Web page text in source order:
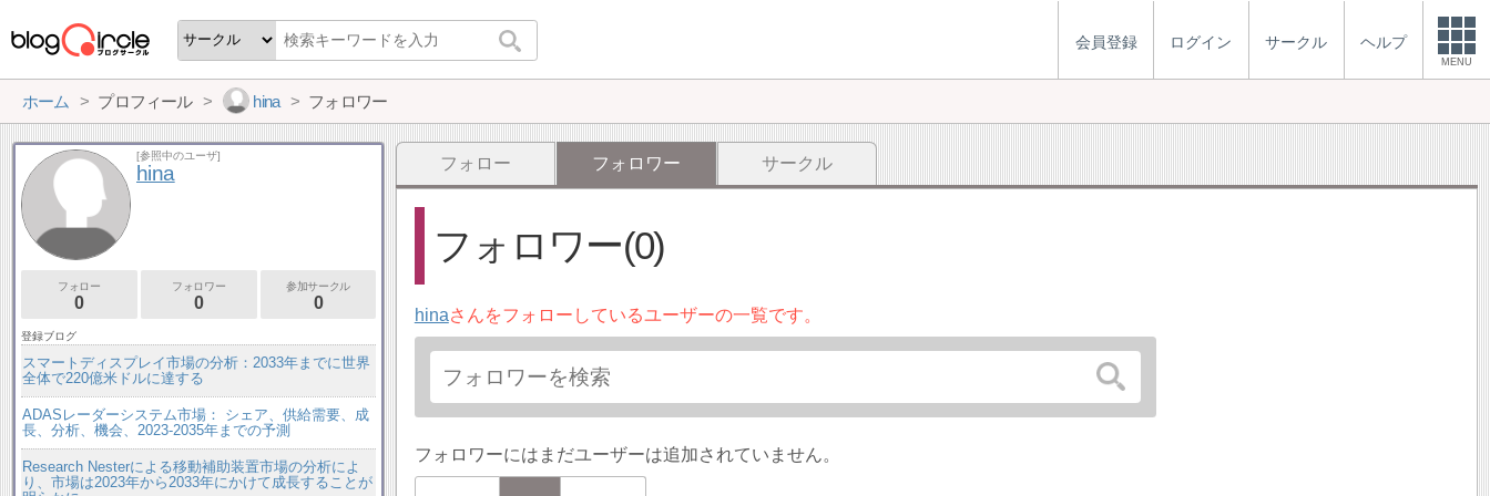
会員登録 ログイン サークル ヘルプ
MENU
ホーム プロフィール hina フォロワー
フォロー フォロワー サークル
フォロワー(0)
hinaさんをフォローしているユーザーの一覧です。
フォロワーにはまだユーザーは追加されていません。
[参照中のユーザ]
hina
フォロー
0
フォロワー
0
参加サークル
0
登録ブログ
スマートディスプレイ市場の分析：2033年までに世界
全体で220億米ドルに達する
ADASレーダーシステム市場： シェア、供給需要、成
長、分析、機会、2023-2035年までの予測
Research Nesterによる移動補助装置市場の分析によ
り、市場は2023年から2033年にかけて成長することが